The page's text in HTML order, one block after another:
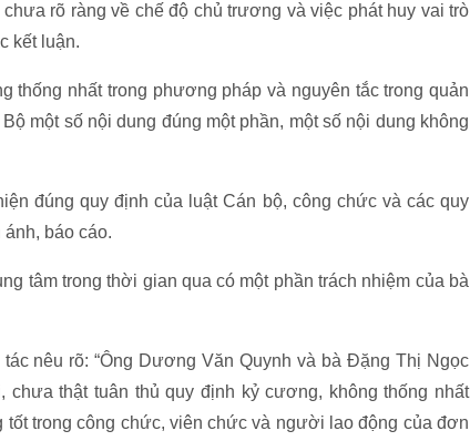
rõ ràng về chế độ chủ trương và việc phát huy vai trò
kết luận.
thống nhất trong phương pháp và nguyên tắc trong quản
một số nội dung đúng một phần, một số nội dung không
đúng quy định của luật Cán bộ, công chức và các quy
báo cáo.
tâm trong thời gian qua có một phần trách nhiệm của bà
nêu rõ: “Ông Dương Văn Quynh và bà Đặng Thị Ngọc
chưa thật tuân thủ quy định kỷ cương, không thống nhất
trong công chức, viên chức và người lao động của đơn